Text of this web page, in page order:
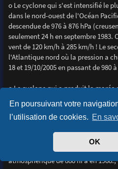
En poursuivant votre
l’utilisation de cookies. En
OK
o Le cyclone qui s'est intensifié le
dans le nord-ouest de l'Océan
descendue de 976 à 876 hPa
seulement 24 h en septembre 1983.
vent de 120 km/h à 285 km/h ! Le
l'Atlantique nord où la pression a
18 et 19/10/2005 en passant de 980
o Le cyclone qui a produit la marée
BATHURST BAY en Australie, en
déferlantes de 13 m ;
o Le record de la vitesse du vent
cyclone WILMA, le 19/10/2005
2ème est le cyclone GILBERT avec
atmosphèrique de 888 hPa en 1988.;